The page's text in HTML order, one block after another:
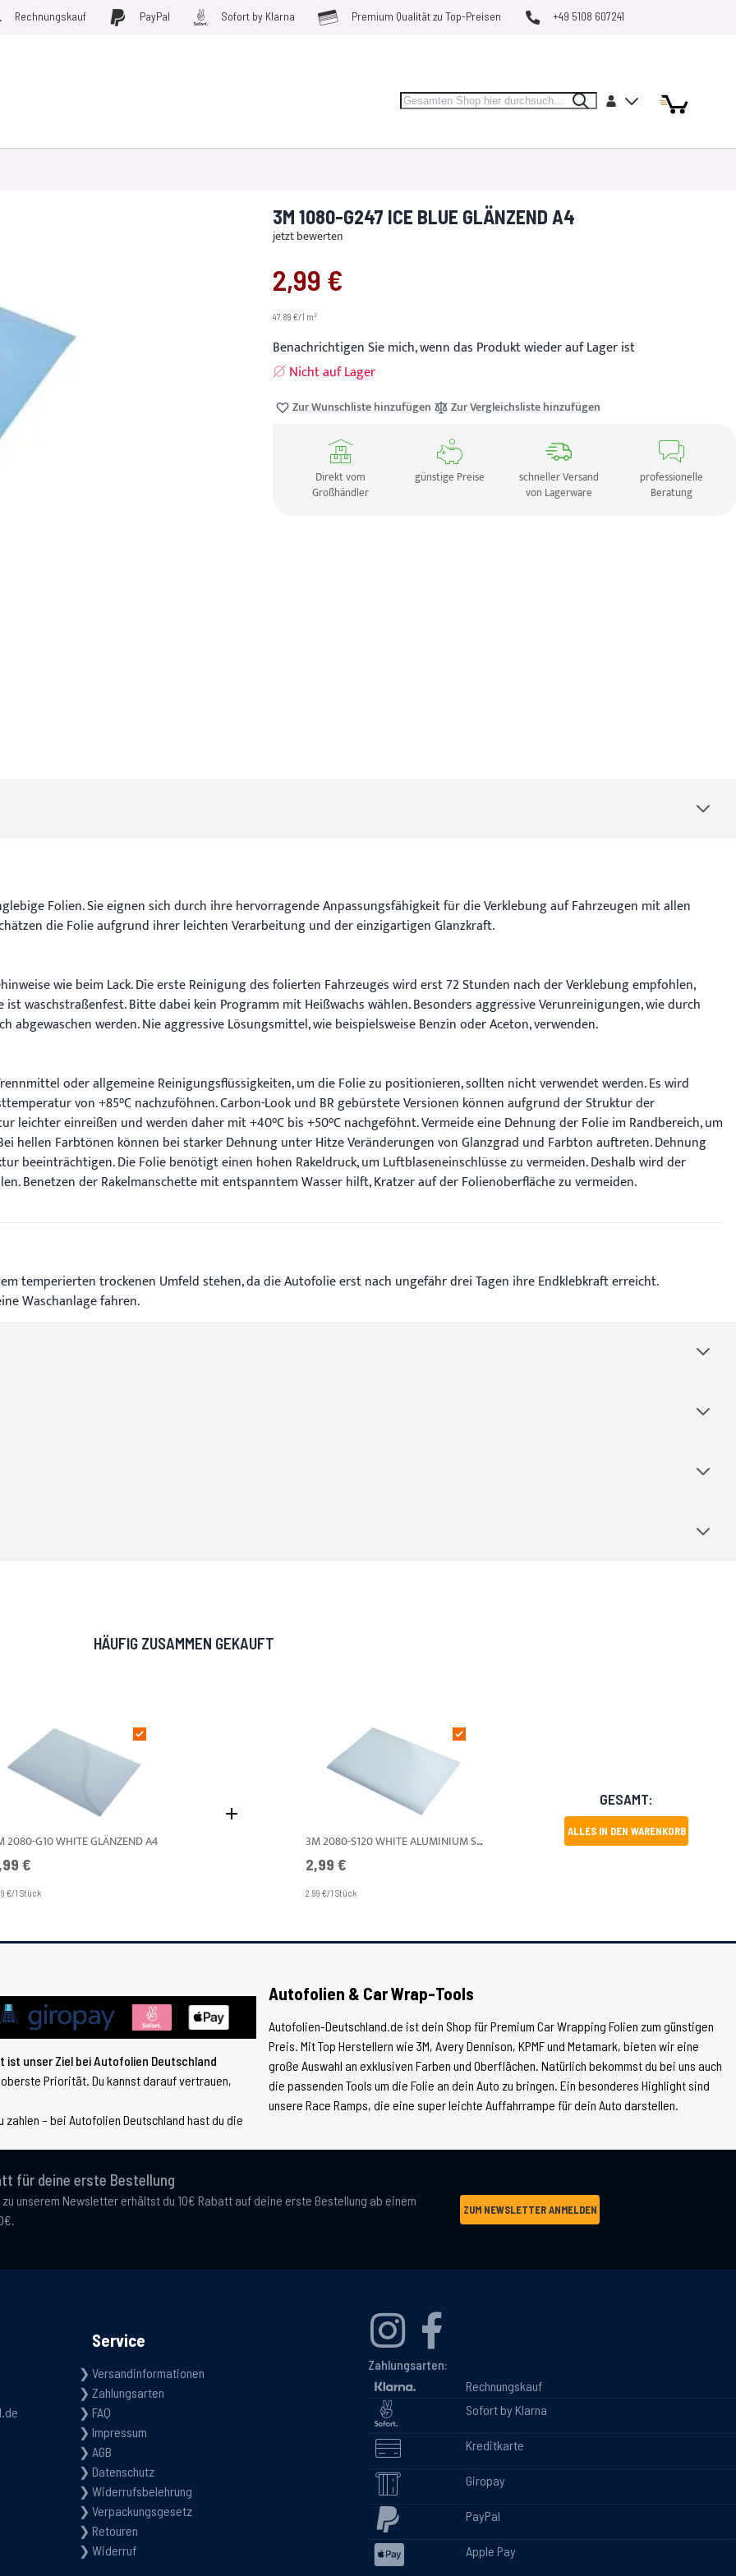
Rechnungskauf PayPal Sofort by Klarna Premium Qualität zu Top-Preisen +49 5108 607241
Search SearchKonto MeinArtikel
Artikel
3M 1080-G247 ICE BLUE GLÄNZEND A4
jetzt bewerten
2,99 €
47.89 €/1 m2
Benachrichtigen Sie mich, wenn das Produkt wieder auf Lager ist
Nicht auf Lager
Zur Wunschliste hinzufügen Zur Vergleichsliste hinzufügen
Direkt vom
Großhändler
günstige Preise
schneller Versand
von Lagerware
professionelle
Beratung
Folien. Sie eignen sich durch ihre hervorragende Anpassungsfähigkeit für die Verklebung auf Fahrzeugen mit allen
die Folie aufgrund ihrer leichten Verarbeitung und der einzigartigen Glanzkraft.
wie beim Lack. Die erste Reinigung des folierten Fahrzeuges wird erst 72 Stunden nach der Verklebung empfohlen,
waschstraßenfest. Bitte dabei kein Programm mit Heißwachs wählen. Besonders aggressive Verunreinigungen, wie durch
werden. Nie aggressive Lösungsmittel, wie beispielsweise Benzin oder Aceton, verwenden.
oder allgemeine Reinigungsflüssigkeiten, um die Folie zu positionieren, sollten nicht verwendet werden. Es wird
von +85°C nachzuföhnen. Carbon-Look und BR gebürstete Versionen können aufgrund der Struktur der
leichter einreißen und werden daher mit +40°C bis +50°C nachgeföhnt. Vermeide eine Dehnung der Folie im Randbereich, um
hellen Farbtönen können bei starker Dehnung unter Hitze Veränderungen von Glanzgrad und Farbton auftreten. Dehnung
beeinträchtigen. Die Folie benötigt einen hohen Rakeldruck, um Luftblaseneinschlüsse zu vermeiden. Deshalb wird der
Benetzen der Rakelmanschette mit entspanntem Wasser hilft, Kratzer auf der Folienoberfläche zu vermeiden.
temperierten trockenen Umfeld stehen, da die Autofolie erst nach ungefähr drei Tagen ihre Endklebkraft erreicht.
Waschanlage fahren.
HÄUFIG ZUSAMMEN GEKAUFT
2080-G10 WHITE GLÄNZEND A4
€
€/1 Stück
3M 2080-S120 WHITE ALUMINIUM ST A4
2,99 €
2.99 €/1 Stück
ALLES IN DEN WARENKORB
GESAMT:
unser Ziel bei Autofolien Deutschland
Priorität. Du kannst darauf vertrauen,
– bei Autofolien Deutschland hast du die
Autofolien & Car Wrap-Tools
Autofolien-Deutschland.de ist dein Shop für Premium Car Wrapping Folien zum günstigen
Preis. Mit Top Herstellern wie 3M, Avery Dennison, KPMF und Metamark, bieten wir eine
große Auswahl an exklusiven Farben und Oberflächen. Natürlich bekommst du bei uns auch
die passenden Tools um die Folie an dein Auto zu bringen. Ein besonderes Highlight sind
unsere Race Ramps, die eine super leichte Auffahrrampe für dein Auto darstellen.
für deine erste Bestellung
zu unserem Newsletter erhältst du 10€ Rabatt auf deine erste Bestellung ab einem
ZUM NEWSLETTER ANMELDEN
Service
Versandinformationen
Zahlungsarten
FAQ
Impressum
AGB
Datenschutz
Widerrufsbelehrung
Verpackungsgesetz
Retouren
Widerruf
Zahlungsarten:
Rechnungskauf
Sofort by Klarna
Kreditkarte
Giropay
PayPal
Apple Pay